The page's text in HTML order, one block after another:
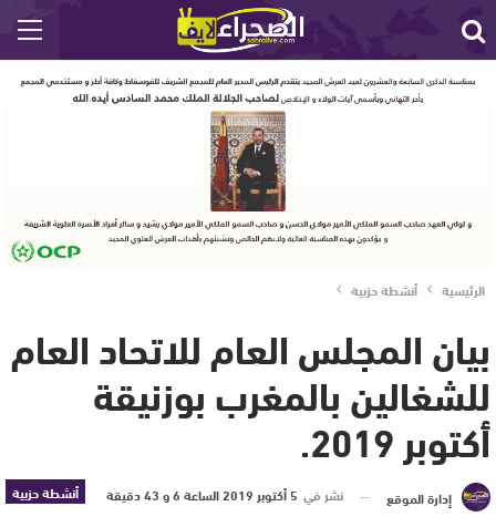
الرئيسية أنشطة حزبية
بيان المجلس العام للاتحاد العام
للشغالين بالمغرب بوزنيقة
أكتوبر 2019.
أنشطة حزبية إدارة الموقع نشر في 5 أكتوبر 2019 الساعة 6 و 43 دقيقة